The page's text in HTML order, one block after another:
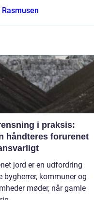
i praksis:
håndteres forurenet
jord er en udfordring
bygherrer, kommuner og
møder, når gamle